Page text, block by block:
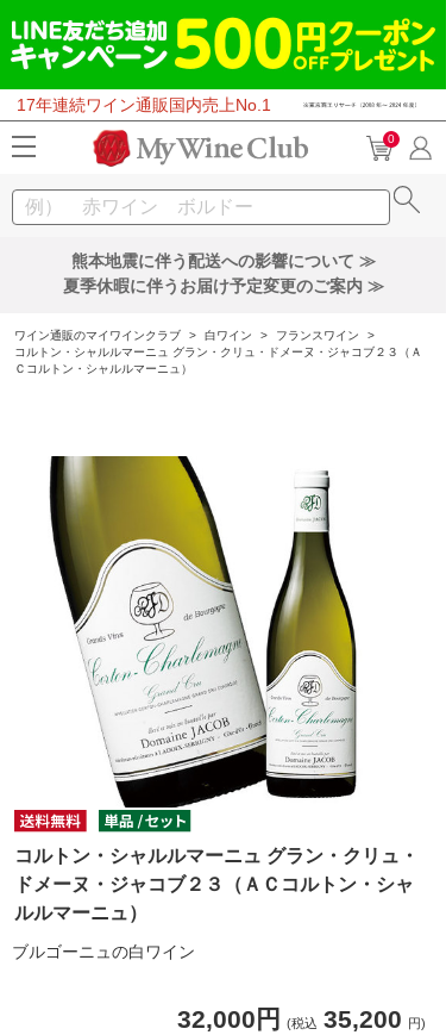
17年連続ワイン通販国内売上No.1
0
熊本地震に伴う配送への影響について ≫
夏季休暇に伴うお届け予定変更のご案内 ≫
ワイン通販のマイワインクラブ > 白ワイン > フランスワイン
>
コルトン・シャルルマーニュ グラン・クリュ・ドメーヌ・ジャコブ２３（Ａ
Ｃコルトン・シャルルマーニュ）
コルトン・シャルルマーニュ グラン・クリュ・
ドメーヌ・ジャコブ２３（ＡＣコルトン・シャ
ルルマーニュ）
ブルゴーニュの白ワイン
32,000円 (税込 35,200 円)